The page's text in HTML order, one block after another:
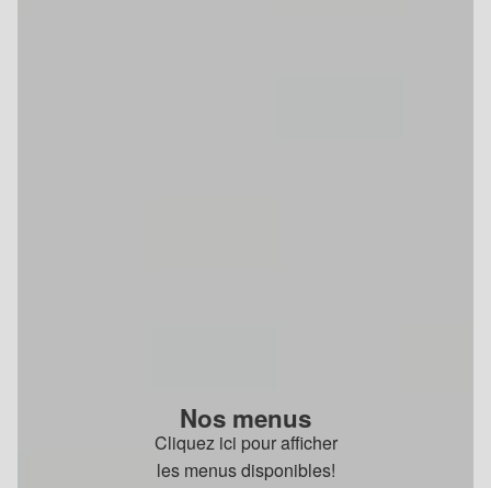
Nos menus
Cliquez ici pour afficher
les menus disponibles!